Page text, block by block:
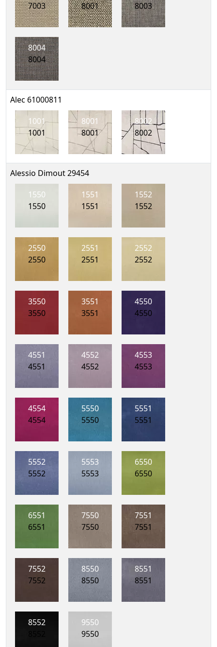
7003 8001 8003
8004
8004
Alec 61000811
1001
1001
8001
8001
8002
8002
Alessio Dimout 29454
1550
1550
1551
1551
1552
1552
2550
2550
2551
2551
2552
2552
3550
3550
3551
3551
4550
4550
4551
4551
4552
4552
4553
4553
4554
4554
5550
5550
5551
5551
5552
5552
5553
5553
6550
6550
6551
6551
7550
7550
7551
7551
7552
7552
8550
8550
8551
8551
8552
9550
9550